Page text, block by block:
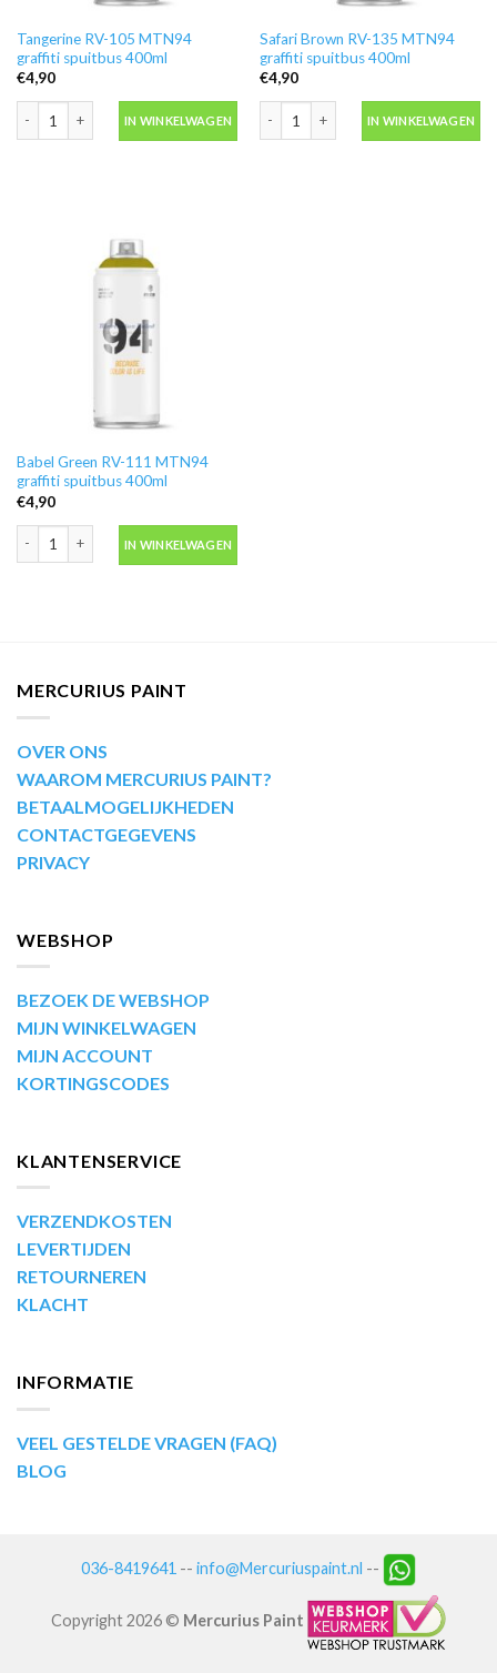
Tangerine RV-105 MTN94
graffiti spuitbus 400ml
€4,90
IN WINKELWAGEN
Safari Brown RV-135 MTN94
graffiti spuitbus 400ml
€4,90
IN WINKELWAGEN
Babel Green RV-111 MTN94
graffiti spuitbus 400ml
€4,90
IN WINKELWAGEN
MERCURIUS PAINT
OVER ONS
WAAROM MERCURIUS PAINT?
BETAALMOGELIJKHEDEN
CONTACTGEGEVENS
PRIVACY
WEBSHOP
BEZOEK DE WEBSHOP
MIJN WINKELWAGEN
MIJN ACCOUNT
KORTINGSCODES
KLANTENSERVICE
VERZENDKOSTEN
LEVERTIJDEN
RETOURNEREN
KLACHT
INFORMATIE
VEEL GESTELDE VRAGEN (FAQ)
BLOG
036-8419641 -- info@Mercuriuspaint.nl --
Copyright 2026 © Mercurius Paint